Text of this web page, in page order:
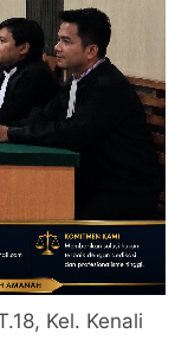
Kel. Kenali